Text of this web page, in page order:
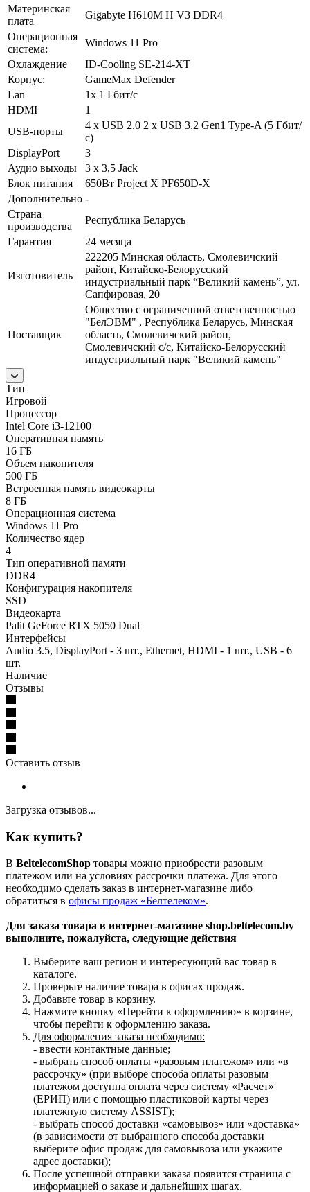
Материнская
плата
Gigabyte H610M H V3 DDR4
Операционная
система:
Windows 11 Pro
Охлаждение
ID-Cooling SE-214-XT
Корпус:
GameMax Defender
Lan
1x 1 Гбит/с
HDMI
1
USB-порты
4 x USB 2.0 2 x USB 3.2 Gen1 Type-A (5 Гбит/
с)
DisplayPort
3
Аудио выходы
3 x 3,5 Jack
Блок питания
650Вт Project X PF650D-X
Дополнительно -
Страна
производства
Республика Беларусь
Гарантия
24 месяца
Изготовитель
222205 Минская область, Смолевичский
район, Китайско-Белорусский
индустриальный парк “Великий камень”, ул.
Сапфировая, 20
Поставщик
Общество с ограниченной ответсвенностью
"БелЭВМ" , Республика Беларусь, Минская
область, Смолевичский район,
Смолевичский с/c, Китайско-Белорусский
индустриальный парк "Великий камень"
Тип
Игровой
Процессор
Intel Core i3-12100
Оперативная память
16 ГБ
Объем накопителя
500 ГБ
Встроенная память видеокарты
8 ГБ
Операционная система
Windows 11 Pro
Количество ядер
4
Тип оперативной памяти
DDR4
Конфигурация накопителя
SSD
Видеокарта
Palit GeForce RTX 5050 Dual
Интерфейсы
Audio 3.5, DisplayPort - 3 шт., Ethernet, HDMI - 1 шт., USB - 6
шт.
Наличие
Отзывы
Оставить отзыв
Загрузка отзывов...
Как купить?
В BeltelecomShop товары можно приобрести разовым
платежом или на условиях рассрочки платежа. Для этого
необходимо сделать заказ в интернет-магазине либо
обратиться в офисы продаж «Белтелеком».
Для заказа товара в интернет-магазине shop.beltelecom.by
выполните, пожалуйста, следующие действия
Выберите ваш регион и интересующий вас товар в
каталоге.
Проверьте наличие товара в офисах продаж.
Добавьте товар в корзину.
Нажмите кнопку «Перейти к оформлению» в корзине,
чтобы перейти к оформлению заказа.
Для оформления заказа необходимо:
- ввести контактные данные;
- выбрать способ оплаты «разовым платежом» или «в
рассрочку» (при выборе способа оплаты разовым
платежом доступна оплата через систему «Расчет»
(ЕРИП) или с помощью пластиковой карты через
платежную систему ASSIST);
- выбрать способ доставки «самовывоз» или «доставка»
(в зависимости от выбранного способа доставки
выберите офис продаж для самовывоза или укажите
адрес доставки);
После успешной отправки заказа появится страница с
информацией о заказе и дальнейших шагах.